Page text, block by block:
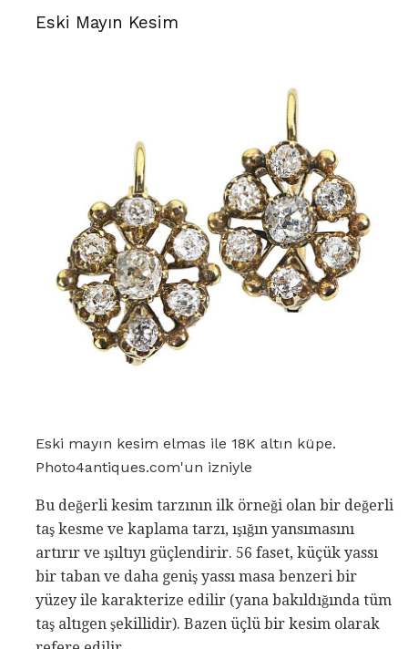
Eski Mayın Kesim
Eski mayın kesim elmas ile 18K altın küpe.
Photo4antiques.com'un izniyle
Bu değerli kesim tarzının ilk örneği olan bir değerli
taş kesme ve kaplama tarzı, ışığın yansımasını
artırır ve ışıltıyı güçlendirir. 56 faset, küçük yassı
bir taban ve daha geniş yassı masa benzeri bir
yüzey ile karakterize edilir (yana bakıldığında tüm
taş altıgen şekillidir). Bazen üçlü bir kesim olarak